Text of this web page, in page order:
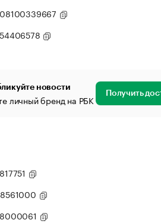
новости
личный бренд на РБК Получить